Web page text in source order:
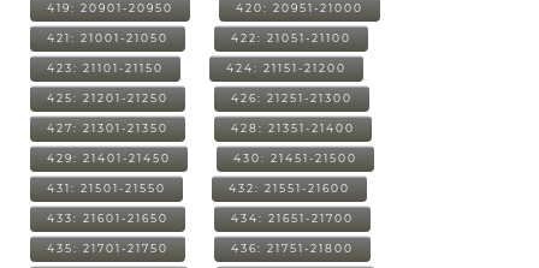
419: 20901-20950 420: 20951-21000
421: 21001-21050 422: 21051-21100
423: 21101-21150 424: 21151-21200
425: 21201-21250 426: 21251-21300
427: 21301-21350 428: 21351-21400
429: 21401-21450 430: 21451-21500
431: 21501-21550 432: 21551-21600
433: 21601-21650 434: 21651-21700
435: 21701-21750 436: 21751-21800